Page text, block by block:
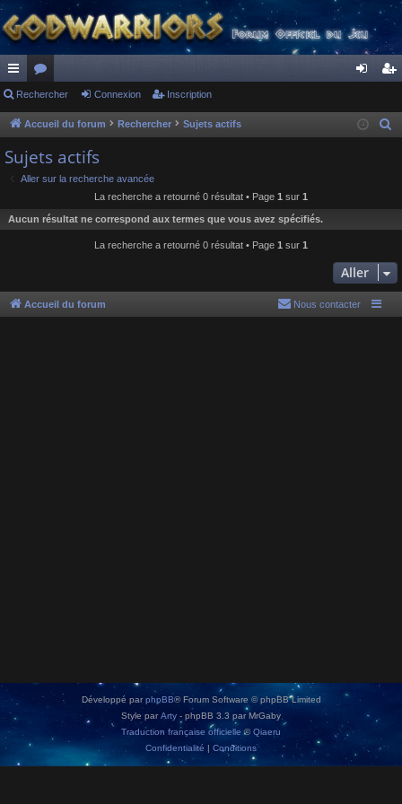
ac
co
ur
ci
or
u
s
ne cri
Rechercher Connexion Inscription
Accueil du forum Rechercher Sujets actifs
h
e
Sujets actifs
Aller sur la recherche avancée
La recherche a retourné 0 résultat • Page 1 sur 1
Aucun résultat ne correspond aux termes que vous avez spécifiés.
La recherche a retourné 0 résultat • Page 1 sur 1
Aller
Accueil du forum Nous contacter
Développé par phpBB® Forum Software © phpBB Limited
Style parArty - phpBB 3.3 par MrGaby
Traduction française officielle ©Qiaeru
Confidentialité | Conditions